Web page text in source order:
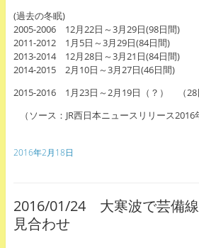
(過去の冬眠)
2005-2006 12月22日～3月29日(98日間)
2011-2012 1月5日～3月29日(84日間)
2013-2014 12月28日～3月21日(84日間)
2014-2015 2月10日～3月27日(46日間)
2015-2016 1月23日～2月19日（？） （28
（ソース：JR西日本ニュースリリース
2016年2月18日
2016/01/24 大寒波で芸備
見合わせ